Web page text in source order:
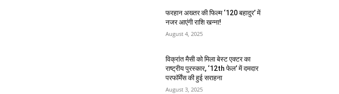
फरहान अख्तर की फिल्म ‘120 बहादुर’ में
नजर आएंगी राशि खन्ना!
August 4, 2025
विक्रांत मैसी को मिला बेस्ट एक्टर का
राष्ट्रीय पुरस्कार, ‘12th फेल’ में दमदार
परफॉर्मेंस की हुई सराहना
August 3, 2025